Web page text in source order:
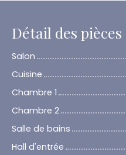
Détail des pièces
Salon
Cuisine
Chambre 1
Chambre 2
Salle de bains
Hall d'entrée